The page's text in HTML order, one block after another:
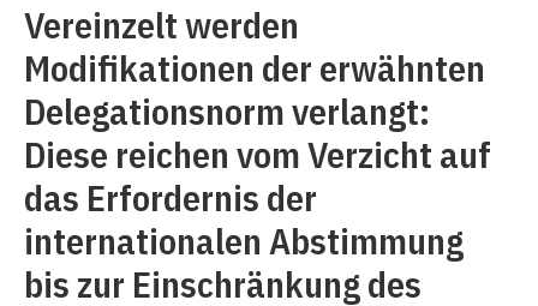
Vereinzelt werden
Modifikationen der erwähnten
Delegationsnorm verlangt:
Diese reichen vom Verzicht auf
das Erfordernis der
internationalen Abstimmung
bis zur Einschränkung des